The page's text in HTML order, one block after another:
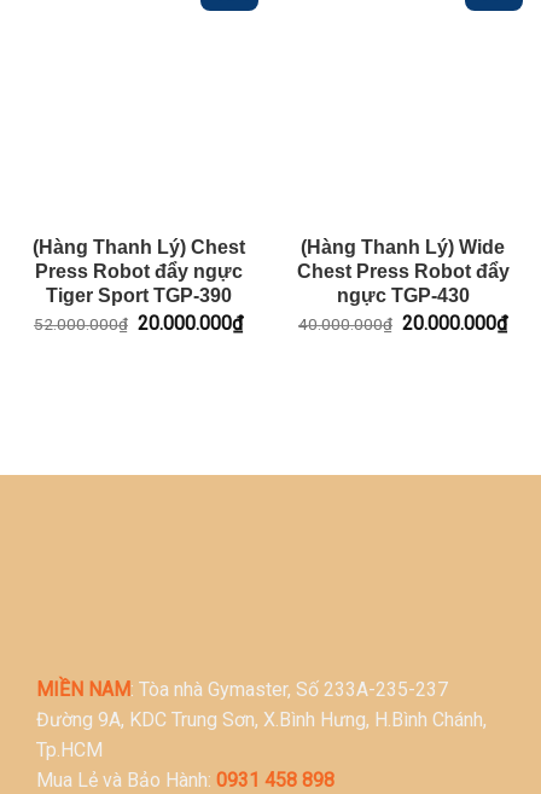
(Hàng Thanh Lý) Chest
Press Robot đẩy ngực
Tiger Sport TGP-390
52.000.000₫ Giá
20.000.000₫Giá
hiện
(Hàng Thanh Lý) Wide
Chest Press Robot đẩy
ngực TGP-430
40.000.000₫ Giá
20.000.000₫Giá
hiện
MIỀN NAM: Tòa nhà Gymaster, Số 233A-235-237
Đường 9A, KDC Trung Sơn, X.Bình Hưng, H.Bình Chánh,
Tp.HCM
Mua Lẻ và Bảo Hành: 0931 458 898